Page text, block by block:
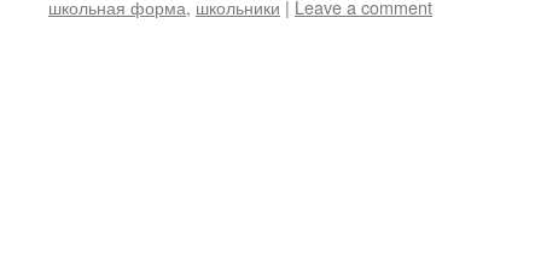
школьная форма, школьники | Leave a comment